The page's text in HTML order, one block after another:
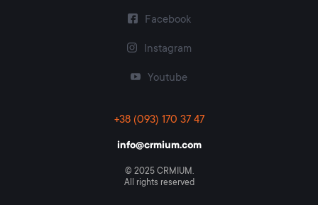
Facebook
Instagram
Youtube
+38 (093) 170 37 47
info@crmium.com
© 2025 CRMIUM.
All rights reserved